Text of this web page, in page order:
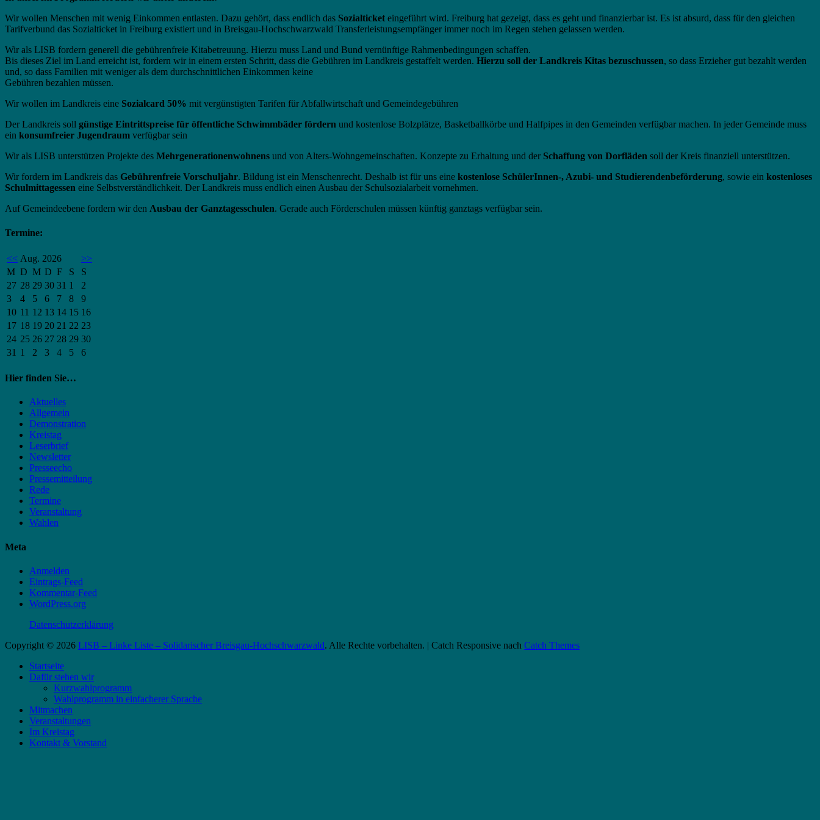
Wir wollen Menschen mit wenig Einkommen entlasten. Dazu gehört, dass endlich das Sozialticket eingeführt wird. Freiburg hat gezeigt, dass es geht und finanzierbar ist. Es ist absurd, dass für den gleichen
Tarifverbund das Sozialticket in Freiburg existiert und in Breisgau-Hochschwarzwald Transferleistungsempfänger immer noch im Regen stehen gelassen werden.
Wir als LISB fordern generell die gebührenfreie Kitabetreuung. Hierzu muss Land und Bund vernünftige Rahmenbedingungen schaffen.
Bis dieses Ziel im Land erreicht ist, fordern wir in einem ersten Schritt, dass die Gebühren im Landkreis gestaffelt werden. Hierzu soll der Landkreis Kitas bezuschussen, so dass Erzieher gut bezahlt werden
und, so dass Familien mit weniger als dem durchschnittlichen Einkommen keine
Gebühren bezahlen müssen.
Wir wollen im Landkreis eine Sozialcard 50% mit vergünstigten Tarifen für Abfallwirtschaft und Gemeindegebühren
Der Landkreis soll günstige Eintrittspreise für öffentliche Schwimmbäder fördern und kostenlose Bolzplätze, Basketballkörbe und Halfpipes in den Gemeinden verfügbar machen. In jeder Gemeinde muss
ein konsumfreier Jugendraum verfügbar sein
Wir als LISB unterstützen Projekte des Mehrgenerationenwohnens und von Alters-Wohngemeinschaften. Konzepte zu Erhaltung und der Schaffung von Dorfläden soll der Kreis finanziell unterstützen.
Wir fordern im Landkreis das Gebührenfreie Vorschuljahr. Bildung ist ein Menschenrecht. Deshalb ist für uns eine kostenlose SchülerInnen-, Azubi- und Studierendenbeförderung, sowie ein kostenloses
Schulmittagessen eine Selbstverständlichkeit. Der Landkreis muss endlich einen Ausbau der Schulsozialarbeit vornehmen.
Auf Gemeindeebene fordern wir den Ausbau der Ganztagesschulen. Gerade auch Förderschulen müssen künftig ganztags verfügbar sein.
Termine:
<< Aug. 2026
>>
M D M D F S
S
27 28 29 30 31 1
2
3
4 5 6 7 8
9
10 11 12 13 14 15 16
17 18 19 20 21 22 23
24 25 26 27 28 29 30
31 1 2 3 4 5 6
Hier finden Sie…
Aktuelles
Allgemein
Demonstration
Kreistag
Leserbrief
Newsletter
Presseecho
Pressemitteilung
Rede
Termine
Veranstaltung
Wahlen
Meta
Anmelden
Eintrags-Feed
Kommentar-Feed
WordPress.org
Datenschutzerklärung
Copyright © 2026 LISB – Linke Liste – Solidarischer Breisgau-Hochschwarzwald. Alle Rechte vorbehalten. | Catch Responsive nach Catch Themes
Startseite
Dafür stehen wir
Kurzwahlprogramm
Wahlprogramm in einfacherer Sprache
Mitmachen
Veranstaltungen
Im Kreistag
Kontakt & Vorstand